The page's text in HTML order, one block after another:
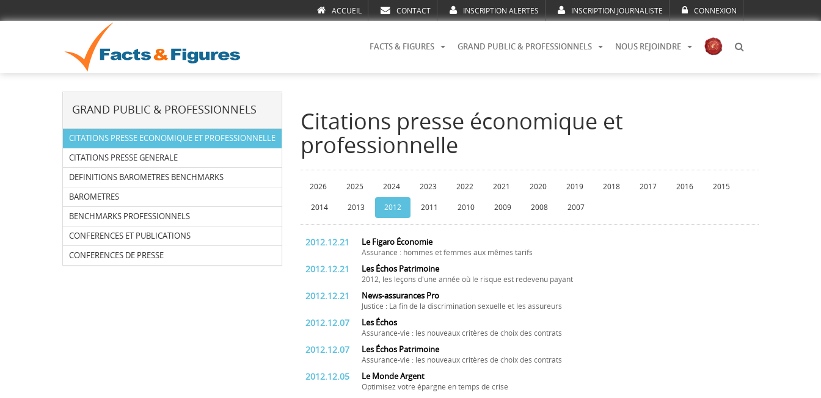
ACCUEIL CONTACT INSCRIPTION ALERTES INSCRIPTION JOURNALISTE CONNEXION
FACTS & FIGURES GRAND PUBLIC & PROFESSIONNELS NOUS REJOINDRE
GRAND PUBLIC & PROFESSIONNELS
CITATIONS PRESSE ECONOMIQUE ET PROFESSIONNELLE
CITATIONS PRESSE GENERALE
DEFINITIONS BAROMETRES BENCHMARKS
BAROMETRES
BENCHMARKS PROFESSIONNELS
CONFERENCES ET PUBLICATIONS
CONFERENCES DE PRESSE
Citations presse économique et
professionnelle
2026 2025 2024 2023 2022 2021 2020 2019 2018 2017 2016 2015
2014 2013 2012 2011 2010 2009 2008 2007
2012.12.21 Le Figaro Économie
Assurance : hommes et femmes aux mêmes tarifs
2012.12.21 Les Échos Patrimoine
2012, les leçons d'une année où le risque est redevenu payant
2012.12.21 News-assurances Pro
Justice : La fin de la discrimination sexuelle et les assureurs
2012.12.07 Les Échos
Assurance-vie : les nouveaux critères de choix des contrats
2012.12.07 Les Échos Patrimoine
Assurance-vie : les nouveaux critères de choix des contrats
2012.12.05 Le Monde Argent
Optimisez votre épargne en temps de crise